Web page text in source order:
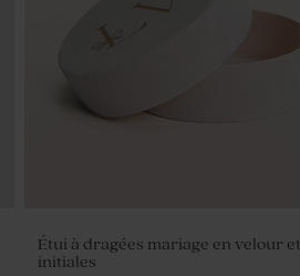
Étui à dragées mariage en velour et
initiales